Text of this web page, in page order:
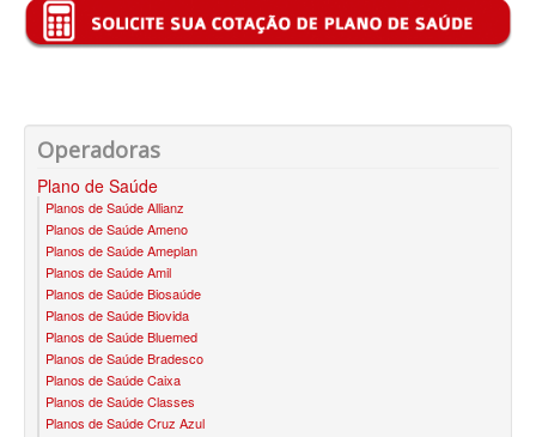
BIOVIDA PLANO DE SAÚDE FAMILIAR
KIPP PLANO DE SAÚDE FAMILIAR
MED TOUR PLANO DE SAÚDE FAMILIAR
MEDICAL HEALTH PLANO DE SAÚDE FAMILIAR
Operadoras
Plano de Saúde
Planos de Saúde Allianz
Planos de Saúde Ameno
Planos de Saúde Ameplan
Planos de Saúde Amil
Planos de Saúde Biosaúde
Planos de Saúde Biovida
Planos de Saúde Bluemed
Planos de Saúde Bradesco
Planos de Saúde Caixa
Planos de Saúde Classes
Planos de Saúde Cruz Azul